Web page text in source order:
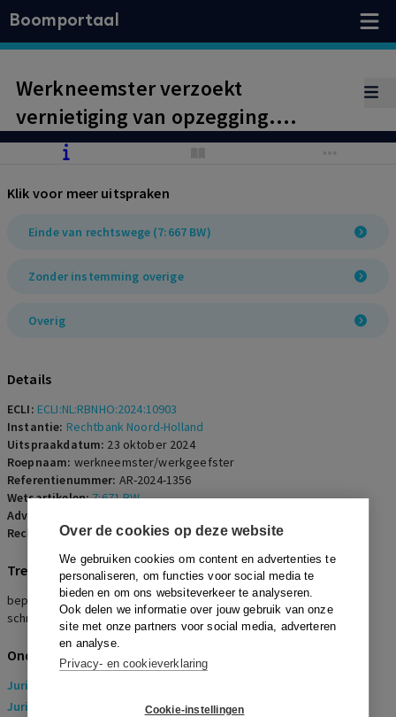
Over de cookies op deze website
We gebruiken cookies om content en advertenties te
personaliseren, om functies voor social media te
bieden en om ons websiteverkeer te analyseren.
Ook delen we informatie over jouw gebruik van onze
site met onze partners voor social media, adverteren
en analyse.
Privacy- en cookieverklaring
Cookie-instellingen
Boomportaal
Werkneemster verzoekt
vernietiging van opzegging.
Vordering wordt toegewezen, nu
onbepaalde tijd in plaats van
bepaalde tijd.
Klik voor meer uitspraken
Einde van rechtswege (7:667 BW)
Zonder instemming overige
Overig
Details
ECLI: ECLI:NL:RBNHO:2024:10903
Instantie: Rechtbank Noord-Holland
Uitspraakdatum: 23 oktober 2024
Roepnaam: werkneemster/werkgeefster
Referentienummer: AR-2024-1356
Wetsartikelen:7:671 BW
Advocaten:
Rechters:P.J. Jansen
Trefwoorden
bepaalde tijd, onbepaalde tijd, opzegging, einde van rechtswege,
schriftelijk, arbeidsongeschiktheid
Onderwerpen
Juridisch
Juridisch
> Sociaal Zekerheidsrecht